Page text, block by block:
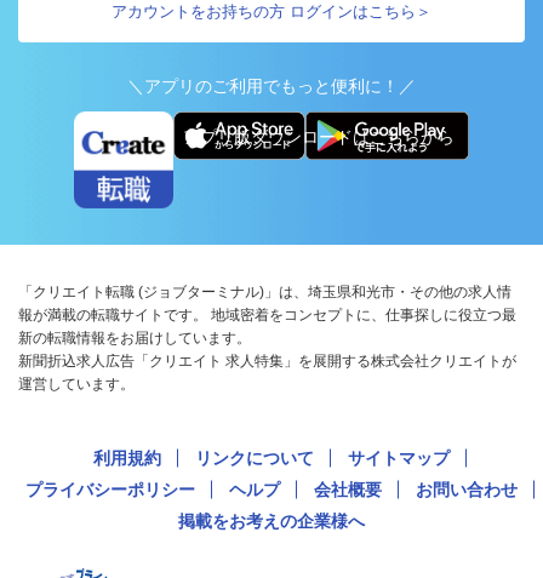
アカウントをお持ちの方 ログインはこちら＞
＼アプリのご利用でもっと便利に！／
アプリ版ダウンロードはこちらから
「クリエイト転職 (ジョブターミナル)」は、埼玉県和光市・その他の求人情
報が満載の転職サイトです。 地域密着をコンセプトに、仕事探しに役立つ最
新の転職情報をお届けしています。
新聞折込求人広告「クリエイト 求人特集」を展開する株式会社クリエイトが
運営しています。
利用規約 リンクについて
サイトマップ
プライバシーポリシー
ヘルプ 会社概要
お問い合わせ
掲載をお考えの企業様へ